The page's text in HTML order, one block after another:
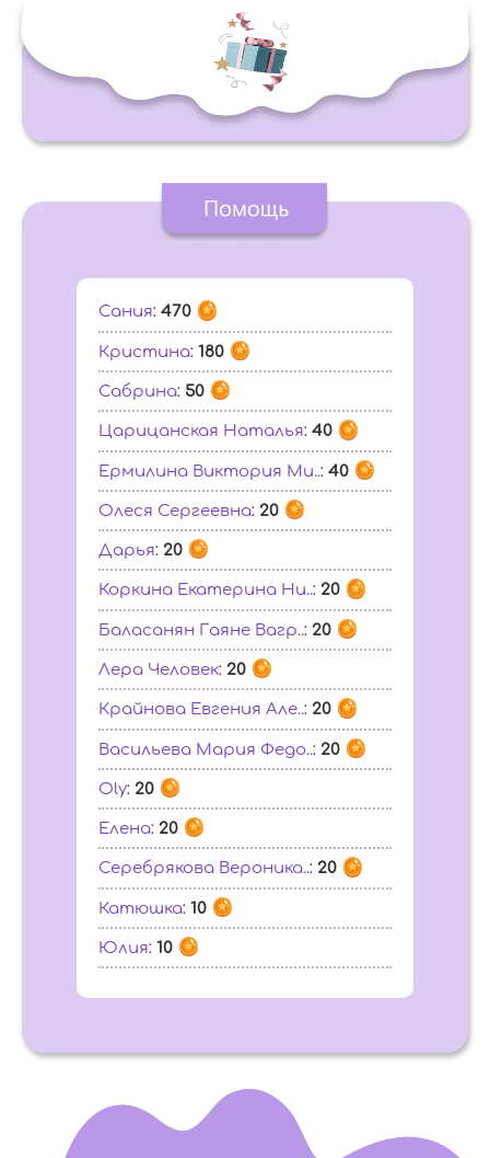
Сания: 470
Кристина: 180
Сабрина: 50
Царицанская Наталья: 40
Ермилина Виктория Ми..: 40
Олеся Сергеевна: 20
Дарья: 20
Коркина Екатерина Ни..: 20
Баласанян Гаяне Вагр..: 20
Лера Человек: 20
Крайнова Евгения Але..: 20
Васильева Мария Федо..: 20
Oly: 20
Елена: 20
Серебрякова Вероника..: 20
Катюшка: 10
Юлия: 10